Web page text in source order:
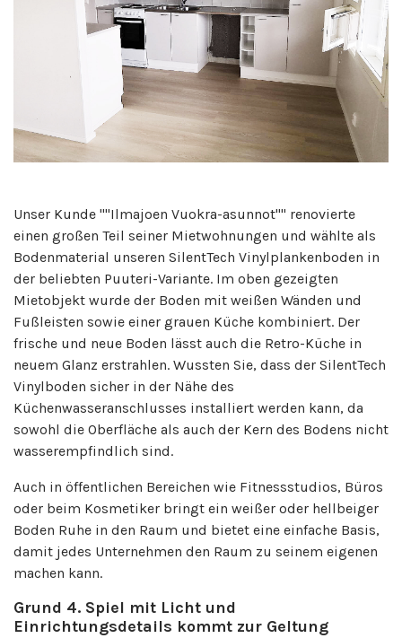
Unser Kunde ""Ilmajoen Vuokra-asunnot"" renovierte
einen großen Teil seiner Mietwohnungen und wählte als
Bodenmaterial unseren SilentTech Vinylplankenboden in
der beliebten Puuteri-Variante. Im oben gezeigten
Mietobjekt wurde der Boden mit weißen Wänden und
Fußleisten sowie einer grauen Küche kombiniert. Der
frische und neue Boden lässt auch die Retro-Küche in
neuem Glanz erstrahlen. Wussten Sie, dass der SilentTech
Vinylboden sicher in der Nähe des
Küchenwasseranschlusses installiert werden kann, da
sowohl die Oberfläche als auch der Kern des Bodens nicht
wasserempfindlich sind.
Auch in öffentlichen Bereichen wie Fitnessstudios, Büros
oder beim Kosmetiker bringt ein weißer oder hellbeiger
Boden Ruhe in den Raum und bietet eine einfache Basis,
damit jedes Unternehmen den Raum zu seinem eigenen
machen kann.
Grund 4. Spiel mit Licht und
Einrichtungsdetails kommt zur Geltung